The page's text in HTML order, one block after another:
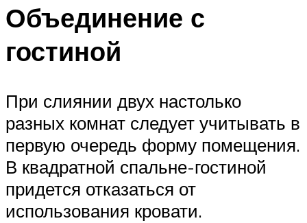
Объединение с
гостиной
При слиянии двух настолько
разных комнат следует учитывать в
первую очередь форму помещения.
В квадратной спальне-гостиной
придется отказаться от
использования кровати.